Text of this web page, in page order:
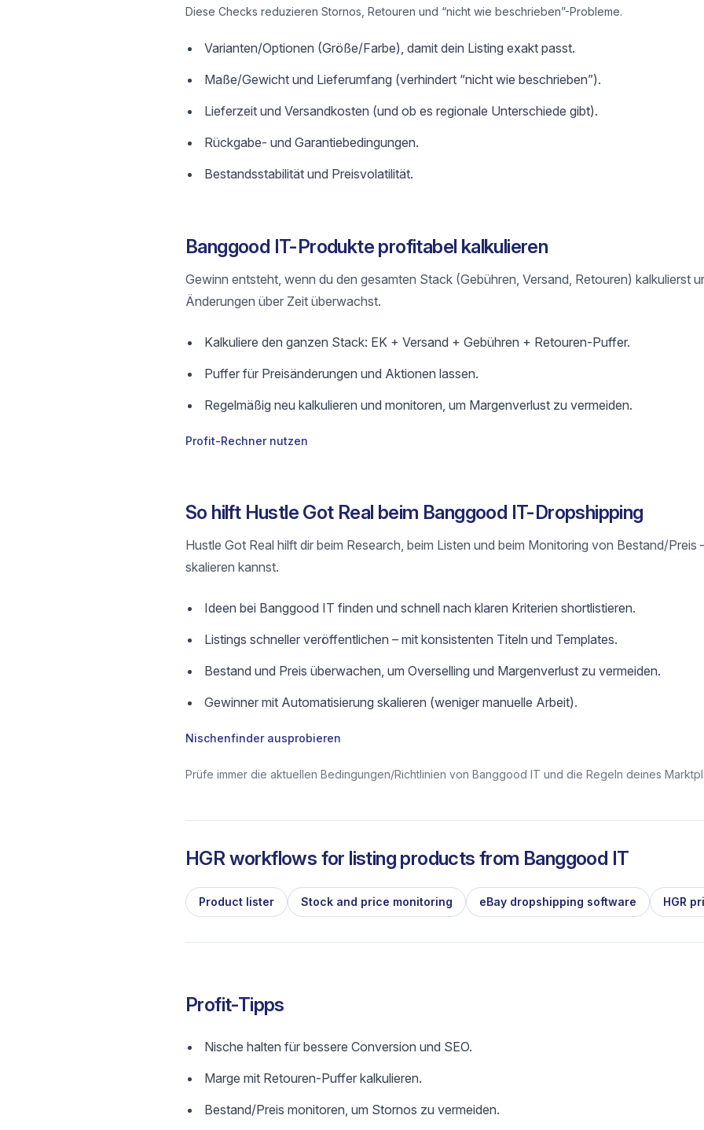
Diese Checks reduzieren Stornos, Retouren und “nicht wie beschrieben”-Probleme.
Varianten/Optionen (Größe/Farbe), damit dein Listing exakt passt.
Maße/Gewicht und Lieferumfang (verhindert “nicht wie beschrieben”).
Lieferzeit und Versandkosten (und ob es regionale Unterschiede gibt).
Rückgabe- und Garantiebedingungen.
Bestandsstabilität und Preisvolatilität.
Banggood IT-Produkte profitabel kalkulieren
Gewinn entsteht, wenn du den gesamten Stack (Gebühren, Versand, Retouren) kalkulierst
Änderungen über Zeit überwachst.
Kalkuliere den ganzen Stack: EK + Versand + Gebühren + Retouren-Puffer.
Puffer für Preisänderungen und Aktionen lassen.
Regelmäßig neu kalkulieren und monitoren, um Margenverlust zu vermeiden.
Profit-Rechner nutzen
So hilft Hustle Got Real beim Banggood IT-Dropshipping
Hustle Got Real hilft dir beim Research, beim Listen und beim Monitoring von Bestand/Preis
skalieren kannst.
Ideen bei Banggood IT finden und schnell nach klaren Kriterien shortlistieren.
Listings schneller veröffentlichen – mit konsistenten Titeln und Templates.
Bestand und Preis überwachen, um Overselling und Margenverlust zu vermeiden.
Gewinner mit Automatisierung skalieren (weniger manuelle Arbeit).
Nischenfinder ausprobieren
Prüfe immer die aktuellen Bedingungen/Richtlinien von Banggood IT und die Regeln deines
HGR workflows for listing products from Banggood IT
Product lister Stock and price monitoring eBay dropshipping software HGR
Profit-Tipps
Nische halten für bessere Conversion und SEO.
Marge mit Retouren-Puffer kalkulieren.
Bestand/Preis monitoren, um Stornos zu vermeiden.